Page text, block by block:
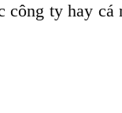
công ty hay